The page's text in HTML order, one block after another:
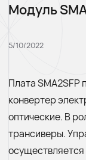
Модуль
5/10/2022
Плата SMA2SFP
конвертер
оптические. В
трансиверы.